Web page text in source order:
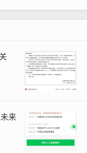
元 0.25%-0.53%
3.00%
来